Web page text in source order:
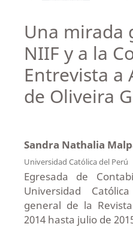
Una mirada
NIIF y a la
Entrevista a
de Oliveira
Sandra Nathalia
Universidad Católica del Perú
Egresada de
Universidad
general de la
2014 hasta julio de